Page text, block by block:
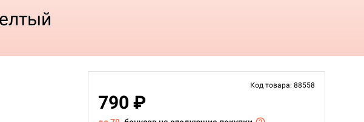
Код товара: 88558
790 ₽